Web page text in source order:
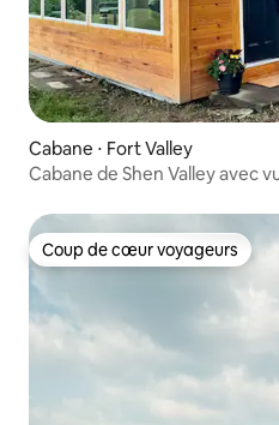
Cabane ⋅ Fort Valley
Cabane de Shen Valley avec
Coup de cœur voyageurs
Coup de cœur voyageurs